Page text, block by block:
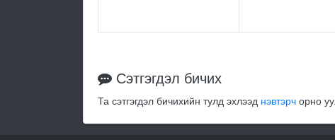
Сэтгэгдэл бичих
Та сэтгэгдэл бичихийн тулд эхлээд нэвтэрч орно уу.